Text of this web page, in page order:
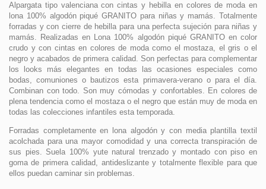
Alpargata tipo valenciana con cintas y hebilla en colores de moda en
lona 100% algodón piqué GRANITO para niñas y mamás. Totalmente
forradas y con cierre de hebilla para una perfecta sujeción para niñas y
mamás. Realizadas en Lona 100% algodón piqué GRANITO en color
crudo y con cintas en colores de moda como el mostaza, el gris o el
negro y acabados de primera calidad. Son perfectas para complementar
los looks más elegantes en todas las ocasiones especiales como
bodas, comuniones o bautizos esta primavera-verano o para el día.
Combinan con todo. Son muy cómodas y confortables. En colores de
plena tendencia como el mostaza o el negro que están muy de moda en
todas las colecciones infantiles esta temporada.
Forradas completamente en lona algodón y con media plantilla textil
acolchada para una mayor comodidad y una correcta transpiración de
sus pies. Suela 100% yute natural trenzado y montado con piso en
goma de primera calidad, antideslizante y totalmente flexible para que
ellos puedan caminar sin problemas.